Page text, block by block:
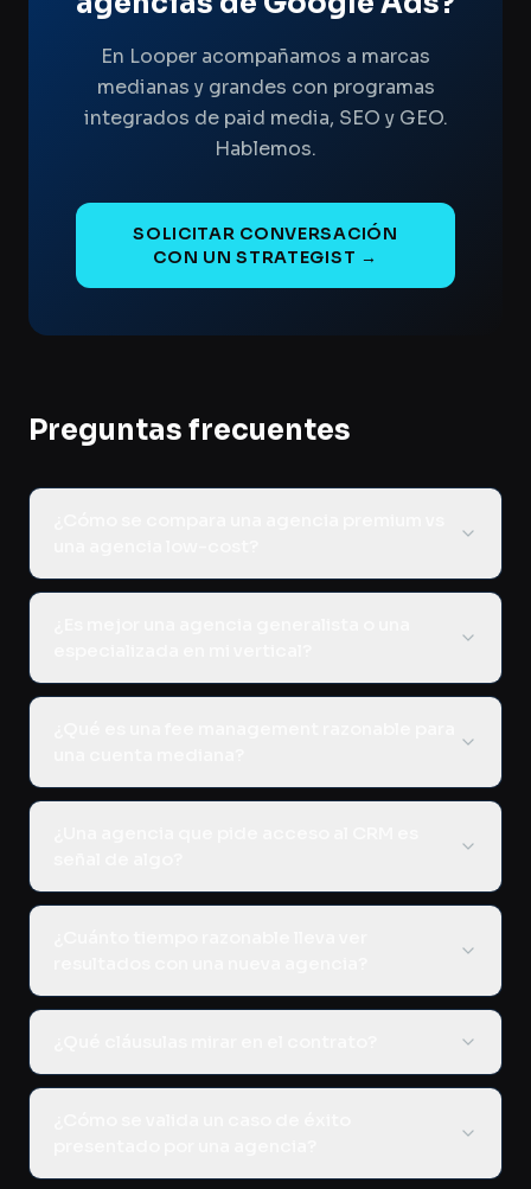
En Looper acompañamos a marcas
medianas y grandes con programas
integrados de paid media, SEO y GEO.
Hablemos.
SOLICITAR CONVERSACIÓN
CON UN STRATEGIST →
Preguntas frecuentes